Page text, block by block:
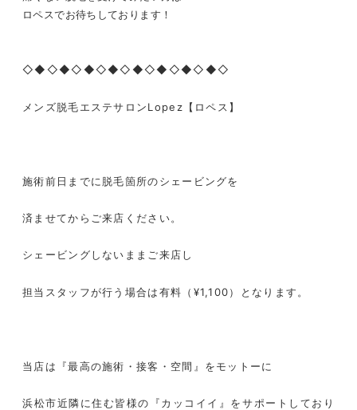
ロペスでお待ちしております！
◇◆◇◆◇◆◇◆◇◆◇◆◇◆◇◆◇
メンズ脱毛エステサロンLopez 【ロペス】
施術前日までに脱毛箇所のシェービングを
済ませてからご来店ください。
シェービングしないままご来店し
担当スタッフが行う場合は有料（ ¥1,100）となります。
当店は『最高の施術・接客・空間』をモットーに
浜松市近隣に住む皆様の『カッコイイ』をサポートしており